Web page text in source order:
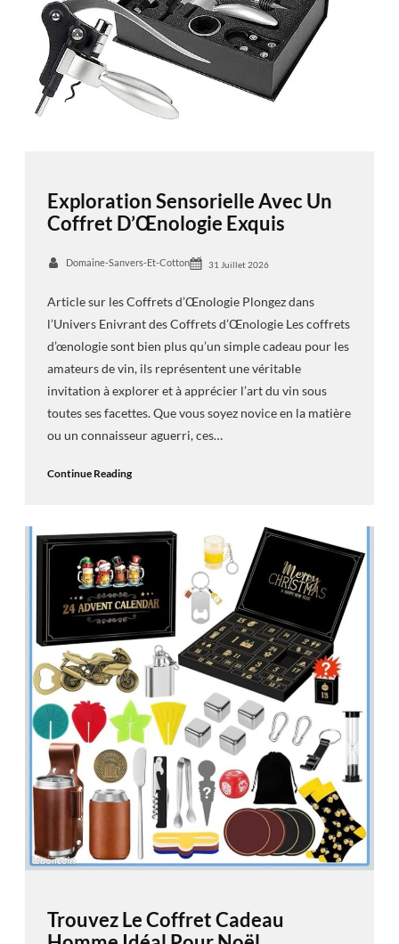
Exploration Sensorielle Avec Un
Coffret D’Œnologie Exquis
Domaine-Sanvers-Et-Cotton 31 Juillet 2026
Article sur les Coffrets d’Œnologie Plongez dans
l’Univers Enivrant des Coffrets d’Œnologie Les coffrets
d’œnologie sont bien plus qu’un simple cadeau pour les
amateurs de vin, ils représentent une véritable
invitation à explorer et à apprécier l’art du vin sous
toutes ses facettes. Que vous soyez novice en la matière
ou un connaisseur aguerri, ces…
Continue Reading
Trouvez Le Coffret Cadeau